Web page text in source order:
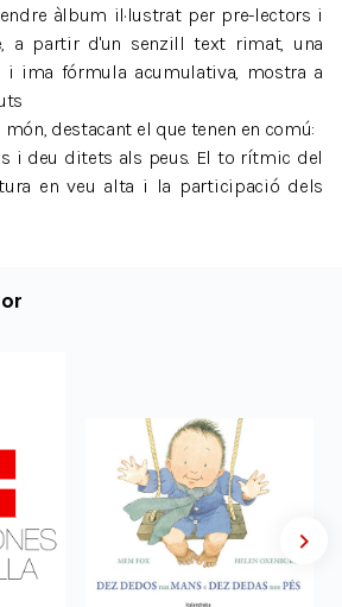
àlbum il·lustrat per pre-lectors i
a partir d'un senzill text rimat, una
i ima fórmula acumulativa, mostra a
destacant el que tenen en comú:
i deu ditets als peus. El to rítmic del
en veu alta i la participació dels